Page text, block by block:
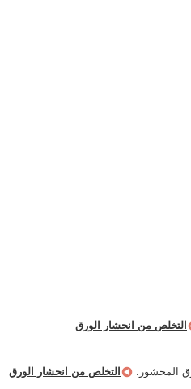
التخلص من انحشار الورق
المحشور.
التخلص من انحشار الورق